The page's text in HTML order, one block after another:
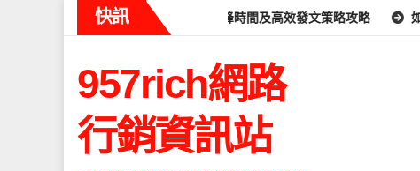
快訊
候流量最高？流量高峰時間及高效發文策略攻略 如何讓Threads不
957rich網路
行銷資訊站